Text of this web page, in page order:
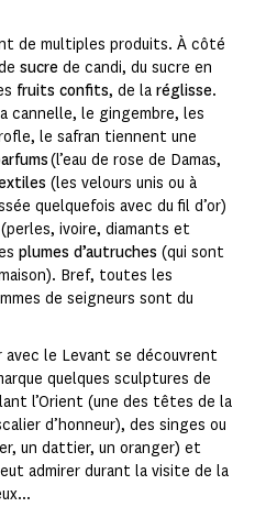
de multiples produits. À côté
sucre de candi, du sucre en
fruits confits, de la réglisse.
cannelle, le gingembre, les
le safran tiennent une
(l’eau de rose de Damas,
(les velours unis ou à
quelquefois avec du fil d’or)
(perles, ivoire, diamants et
plumes d’autruches (qui sont
Bref, toutes les
de seigneurs sont du
le Levant se découvrent
quelques sculptures de
l’Orient (une des têtes de la
d’honneur), des singes ou
un dattier, un oranger) et
admirer durant la visite de la